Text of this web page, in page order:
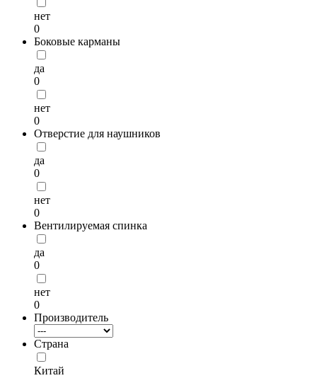
нет
0
Боковые карманы
да
0
нет
0
Отверстие для наушников
да
0
нет
0
Вентилируемая спинка
да
0
нет
0
Производитель
Страна
Китай